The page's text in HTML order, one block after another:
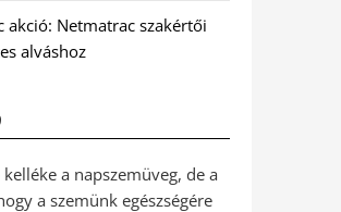
akció: Netmatrac szakértői
alváshoz
a napszemüveg, de a
a szemünk egészségére